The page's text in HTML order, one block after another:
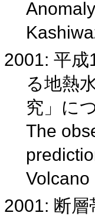
2001: 平
る地熱
究」に
The
Volcano
2001: 断